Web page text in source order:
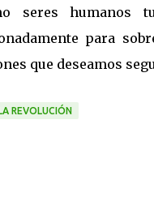
seres humanos
para
que deseamos
REVOLUCIÓN